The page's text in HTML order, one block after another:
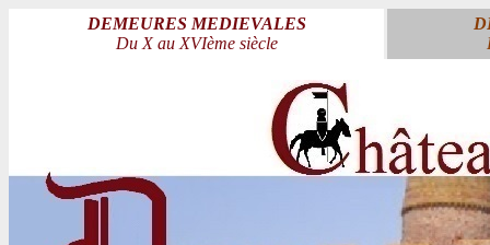
DEMEURES MEDIEVALES
Du X au XVIème siècle